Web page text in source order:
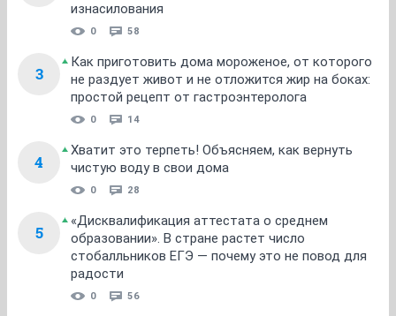
изнасилования
0 58
3
Как приготовить дома мороженое, от которого
не раздует живот и не отложится жир на боках:
простой рецепт от гастроэнтеролога
0 14
4
Хватит это терпеть! Объясняем, как вернуть
чистую воду в свои дома
0 28
5
«Дисквалификация аттестата о среднем
образовании». В стране растет число
стобалльников ЕГЭ — почему это не повод для
радости
0 56